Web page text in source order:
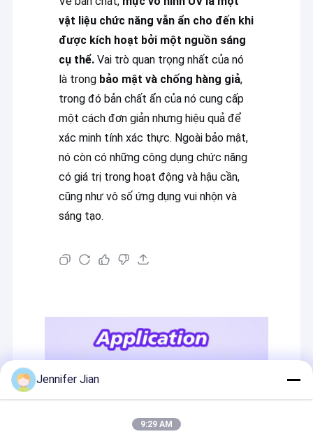
Bảng in Offset
In chăn cao su
Vật liệu in Offset
Phụ tùng máy in
Giấy đánh dấu nước an ninh
Sợi vòng lặp hai
Màng cán nhiệt BOPP
Mực UV Flexo
vật liệu chức năng vẫn ẩn cho đến khi
được kích hoạt bởi một nguồn sáng
cụ thể.Vai trò quan trọng nhất của nó
là trong bảo mật và chống hàng giả,
trong đó bản chất ẩn của nó cung cấp
một cách đơn giản nhưng hiệu quả để
xác minh tính xác thực. Ngoài bảo mật,
nó còn có những công dụng chức năng
có giá trị trong hoạt động và hậu cần,
cũng như vô số ứng dụng vui nhộn và
sáng tạo.
Jennifer Jian
9:29 AM